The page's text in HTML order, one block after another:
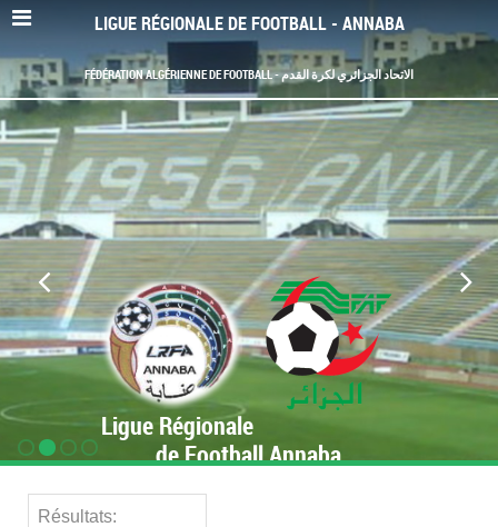
LIGUE RÉGIONALE DE FOOTBALL - ANNABA
FÉDÉRATION ALGÉRIENNE DE FOOTBALL - الاتحاد الجزائري لكرة القدم
Ligue Régionale
de Football Annaba
Résultats: